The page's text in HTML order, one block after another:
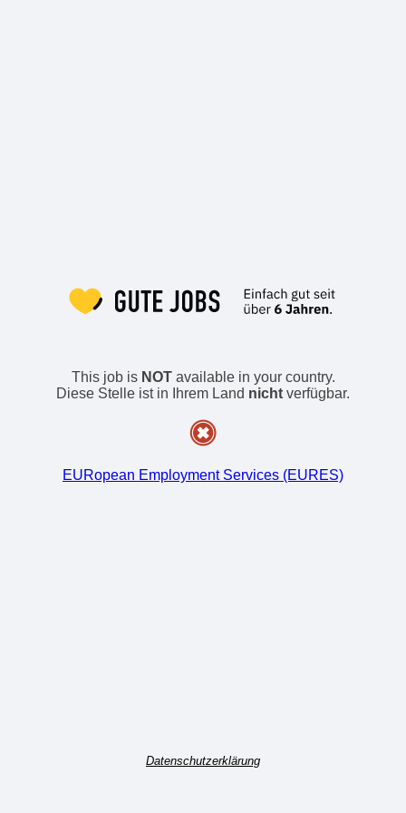
This job is NOTavailable in your country.
Diese Stelle ist in Ihrem Land nicht verfügbar.
EURopean Employment Services (EURES)
Datenschutzerklärung